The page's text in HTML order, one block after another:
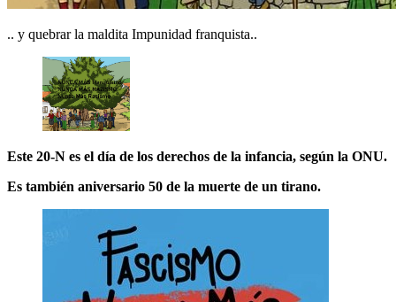
.. y quebrar la maldita Impunidad franquista..
Este 20-N es el día de los derechos de la infancia, según la ONU.
Es también aniversario 50 de la muerte de un tirano.